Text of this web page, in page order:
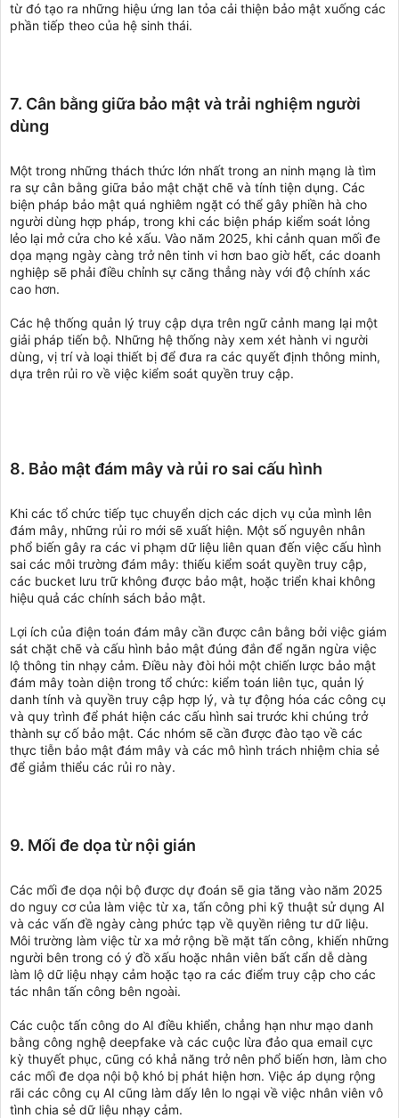
từ đó tạo ra những hiệu ứng lan tỏa cải thiện bảo mật xuống các
phần tiếp theo của hệ sinh thái.
7. Cân bằng giữa bảo mật và trải nghiệm người
dùng
Một trong những thách thức lớn nhất trong an ninh mạng là tìm
ra sự cân bằng giữa bảo mật chặt chẽ và tính tiện dụng. Các
biện pháp bảo mật quá nghiêm ngặt có thể gây phiền hà cho
người dùng hợp pháp, trong khi các biện pháp kiểm soát lỏng
lẻo lại mở cửa cho kẻ xấu. Vào năm 2025, khi cảnh quan mối đe
dọa mạng ngày càng trở nên tinh vi hơn bao giờ hết, các doanh
nghiệp sẽ phải điều chỉnh sự căng thẳng này với độ chính xác
cao hơn.
Các hệ thống quản lý truy cập dựa trên ngữ cảnh mang lại một
giải pháp tiến bộ. Những hệ thống này xem xét hành vi người
dùng, vị trí và loại thiết bị để đưa ra các quyết định thông minh,
dựa trên rủi ro về việc kiểm soát quyền truy cập.
8. Bảo mật đám mây và rủi ro sai cấu hình
Khi các tổ chức tiếp tục chuyển dịch các dịch vụ của mình lên
đám mây, những rủi ro mới sẽ xuất hiện. Một số nguyên nhân
phổ biến gây ra các vi phạm dữ liệu liên quan đến việc cấu hình
sai các môi trường đám mây: thiếu kiểm soát quyền truy cập,
các bucket lưu trữ không được bảo mật, hoặc triển khai không
hiệu quả các chính sách bảo mật.
Lợi ích của điện toán đám mây cần được cân bằng bởi việc giám
sát chặt chẽ và cấu hình bảo mật đúng đắn để ngăn ngừa việc
lộ thông tin nhạy cảm. Điều này đòi hỏi một chiến lược bảo mật
đám mây toàn diện trong tổ chức: kiểm toán liên tục, quản lý
danh tính và quyền truy cập hợp lý, và tự động hóa các công cụ
và quy trình để phát hiện các cấu hình sai trước khi chúng trở
thành sự cố bảo mật. Các nhóm sẽ cần được đào tạo về các
thực tiễn bảo mật đám mây và các mô hình trách nhiệm chia sẻ
để giảm thiểu các rủi ro này.
9. Mối đe dọa từ nội gián
Các mối đe dọa nội bộ được dự đoán sẽ gia tăng vào năm 2025
do nguy cơ của làm việc từ xa, tấn công phi kỹ thuật sử dụng AI
và các vấn đề ngày càng phức tạp về quyền riêng tư dữ liệu.
Môi trường làm việc từ xa mở rộng bề mặt tấn công, khiến những
người bên trong có ý đồ xấu hoặc nhân viên bất cẩn dễ dàng
làm lộ dữ liệu nhạy cảm hoặc tạo ra các điểm truy cập cho các
tác nhân tấn công bên ngoài.
Các cuộc tấn công do AI điều khiển, chẳng hạn như mạo danh
bằng công nghệ deepfake và các cuộc lừa đảo qua email cực
kỳ thuyết phục, cũng có khả năng trở nên phổ biến hơn, làm cho
các mối đe dọa nội bộ khó bị phát hiện hơn. Việc áp dụng rộng
rãi các công cụ AI cũng làm dấy lên lo ngại về việc nhân viên vô
tình chia sẻ dữ liệu nhạy cảm.